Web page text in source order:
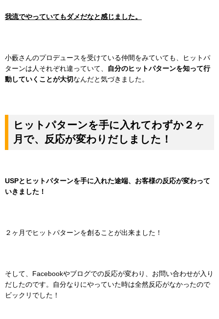
我流でやっていてもダメだなと感じました。
小藪さんのプロデュースを受けている仲間をみていても、ヒットパ
ターンは人それぞれ違っていて、
自分のヒットパターンを知って行
動していくことが大切なんだと気づきました。
ヒットパターンを手に入れてわずか２ヶ
月で、反応が変わりだしました！
USPとヒットパターンを手に入れた途端、お客様の反応が変わって
いきました！
２ヶ月でヒットパターンを創ることが出来ました！
そして、Facebookやブログでの反応が変わり、お問い合わせが入り
だしたのです。自分なりにやっていた時は全然反応がなかったので
ビックリでした！